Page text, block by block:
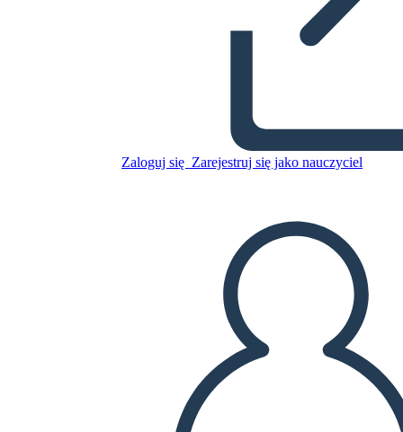
Zaloguj się Zarejestruj się jako nauczyciel
Skopiuj tę scenorys
ODTWARZANIE POKAZU SLAJDÓW
PRZECZYTAJ MI